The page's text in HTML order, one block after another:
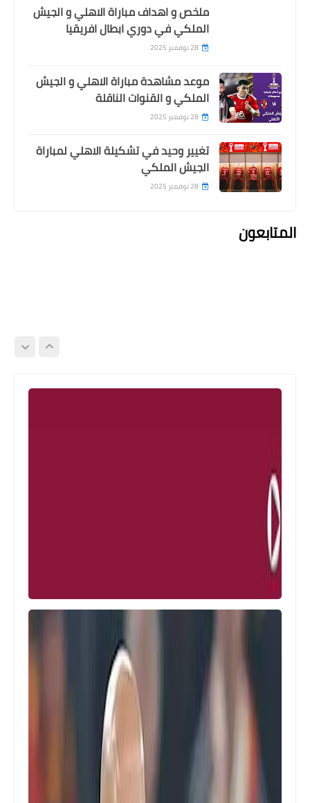
ملخص و اهداف مباراة الاهلي و الجيش
الملكي في دوري ابطال افريقيا
28 نوفمبر 2025
موعد مشاهدة مباراة الاهلي و الجيش
الملكي و القنوات الناقلة
28 نوفمبر 2025
تغيير وحيد في تشكيلة الاهلي لمباراة
الجيش الملكي
28 نوفمبر 2025
المتابعون
بالمواعيد و الملاعب .. مشوار منتخب مصر